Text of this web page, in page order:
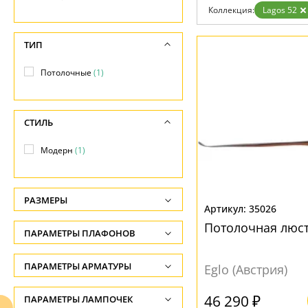
Гарантия
Возврат
Отзывы
Установка
Дизайнерам
Контакты
Коллекция: Lagos 52
35026
Потолочная
Eglo (Австрия)
46 290 ₽
ТИП
Потолочные(1)
СТИЛЬ
Модерн (1)
РАЗМЕРЫ
Высота, см
-
Диаметр, см
-
ПАРАМЕТРЫ ПЛАФОНОВ
ПОВЕРХНОСТЬ
Матовый(1)
ПАРАМЕТРЫ АРМАТУРЫ
ЦВЕТ АРМАТУРЫ
ПАРАМЕТРЫ ЛАМПОЧЕК